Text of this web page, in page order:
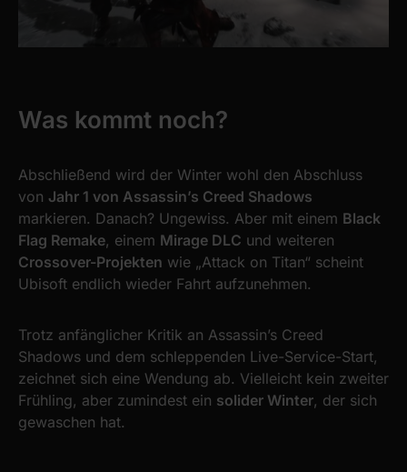
provide social media features and to analyse our traffic.
We also share information about your use of our site with
provided to them or that they’ve collected from your use
of their services.
Was kommt noch?
Abschließend wird der Winter wohl den Abschluss
von Jahr 1 von Assassin’s Creed Shadows
markieren. Danach? Ungewiss. Aber mit einem Black
Flag Remake, einem Mirage DLC und weiteren
Crossover-Projekten wie „Attack on Titan“ scheint
Ubisoft endlich wieder Fahrt aufzunehmen.
Trotz anfänglicher Kritik an Assassin’s Creed
Shadows und dem schleppenden Live-Service-Start,
zeichnet sich eine Wendung ab. Vielleicht kein zweiter
Frühling, aber zumindest ein solider Winter, der sich
gewaschen hat.